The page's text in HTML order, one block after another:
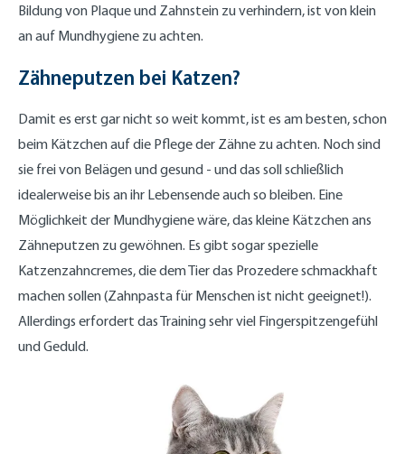
Bildung von Plaque und Zahnstein zu verhindern, ist von klein
an auf Mundhygiene zu achten.
Zähneputzen bei Katzen?
Damit es erst gar nicht so weit kommt, ist es am besten, schon
beim Kätzchen auf die Pflege der Zähne zu achten. Noch sind
sie frei von Belägen und gesund - und das soll schließlich
idealerweise bis an ihr Lebensende auch so bleiben. Eine
Möglichkeit der Mundhygiene wäre, das kleine Kätzchen ans
Zähneputzen zu gewöhnen. Es gibt sogar spezielle
Katzenzahncremes, die dem Tier das Prozedere schmackhaft
machen sollen (Zahnpasta für Menschen ist nicht geeignet!).
Allerdings erfordert das Training sehr viel Fingerspitzengefühl
und Geduld.